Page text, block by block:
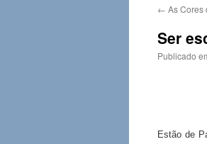
← As Cores
Ser
Publicado
Estão de